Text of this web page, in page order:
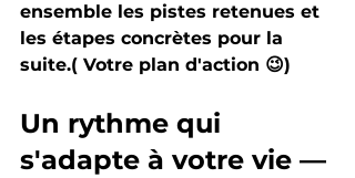
ensemble les pistes retenues et
les étapes concrètes pour la
suite.( Votre plan d'action 😉)
Un rythme qui
s'adapte à votre vie —